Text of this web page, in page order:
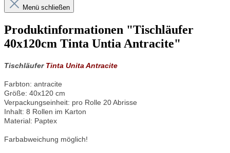
Menü schließen
Produktinformationen "Tischläufer
40x120cm Tinta Untia Antracite"
Tischläufer Tinta Unita Antracite
Farbton: antracite
Größe: 40x120 cm
Verpackungseinheit: pro Rolle 20 Abrisse
Inhalt: 8 Rollen im Karton
Material: Paptex
Farbabweichung möglich!